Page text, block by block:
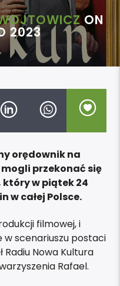
ON
2023
orędownik na
przekonać się
który w piątek 24
w całej Polsce.
filmowej, i
scenariuszu postaci
Radiu Nowa Kultura
Rafael.